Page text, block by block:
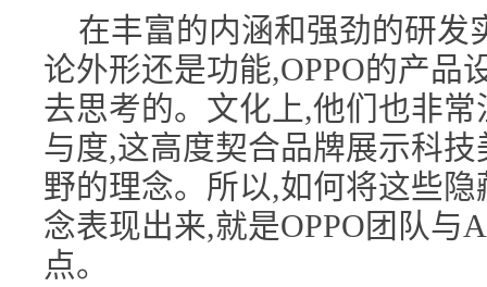
在丰富的内涵和强劲的研发
论外形还是功能,OPPO的产品
去思考的。文化上,他们也非
与度,这高度契合品牌展示科
野的理念。所以,如何将这些
念表现出来,就是OPPO团队与
点。